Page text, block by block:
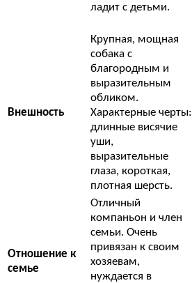
ладит с детьми.
Внешность
Крупная, мощная
собака с
благородным и
выразительным
обликом.
Характерные черты:
длинные висячие
уши,
выразительные
глаза, короткая,
плотная шерсть.
Отношение к
семье
Отличный
компаньон и член
семьи. Очень
привязан к своим
хозяевам,
нуждается в